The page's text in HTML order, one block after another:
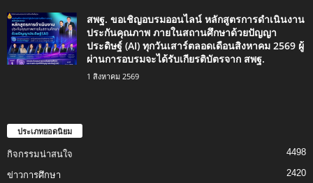
สพฐ. ขอเชิญอบรมออนไลน์ หลักสูตรการดำเนินงาน
ประกันคุณภาพ ภายในสถานศึกษาด้วยปัญญา
ประดิษฐ์ (AI) ทุกวันเสาร์ตลอดเดือนสิงหาคม 2569 ผู้
ผ่านการอบรมจะได้รับเกียรติบัตรจาก สพฐ.
1 สิงหาคม 2569
ประเภทยอดนิยม
กิจกรรมน่าสนใจ 4498
ข่าวการศึกษา 2420